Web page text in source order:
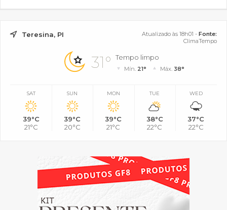
Teresina, PI Atualizado às 18h01 - Fonte:
ClimaTempo
31° Tempo limpo
Mín. 21° Máx. 38°
SAT
39°C
21°C
SUN
39°C
20°C
MON
39°C
21°C
TUE
38°C
22°C
WED
37°C
22°C